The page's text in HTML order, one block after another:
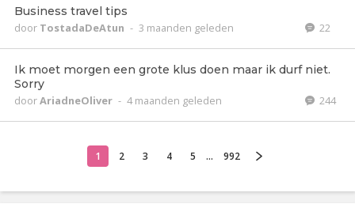
Business travel tips
door TostadaDeAtun - 3 maanden geleden 22
Ik moet morgen een grote klus doen maar ik durf niet.
Sorry
doorAriadneOliver - 4 maanden geleden 244
1 2 3 4 5 ... 992